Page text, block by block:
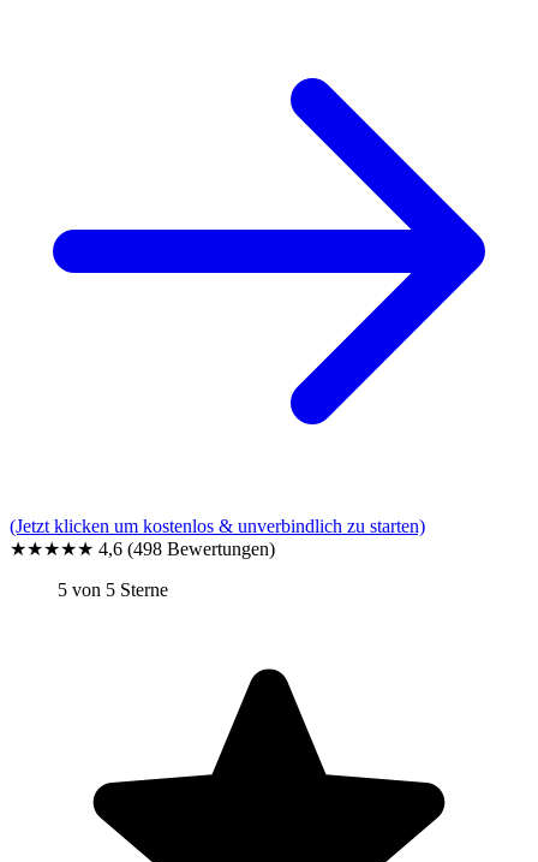
(Jetzt klicken um kostenlos & unverbindlich zu starten)
★★★★★ 4,6 (498 Bewertungen)
5 von 5 Sterne